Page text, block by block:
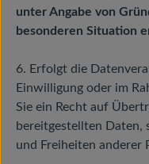
unter Angabe von
besonderen Situation
6. Erfolgt die
Einwilligung oder im
Sie ein Recht auf
bereitgestellten Daten,
und Freiheiten anderer